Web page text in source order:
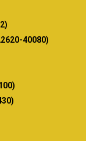
40080)